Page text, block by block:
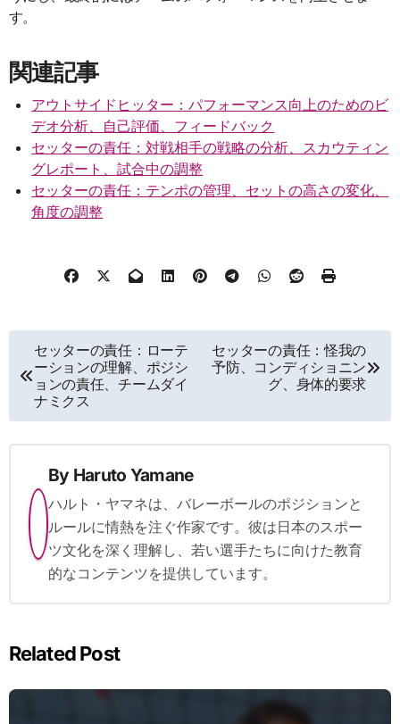
す。
関連記事
アウトサイドヒッター：パフォーマンス向上のためのビ
デオ分析、自己評価、フィードバック
セッターの責任：対戦相手の戦略の分析、スカウティン
グレポート、試合中の調整
セッターの責任：テンポの管理、セットの高さの変化、
角度の調整
Post
navigation
セッターの責任：ローテ
ーションの理解、ポジシ
ョンの責任、チームダイ
ナミクス
セッターの責任：怪我の
予防、コンディショニン
グ、身体的要求
By Haruto Yamane
ハルト・ヤマネは、バレーボールのポジションと
ルールに情熱を注ぐ作家です。彼は日本のスポー
ツ文化を深く理解し、若い選手たちに向けた教育
的なコンテンツを提供しています。
Related Post